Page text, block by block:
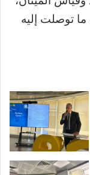
توصلت إليه